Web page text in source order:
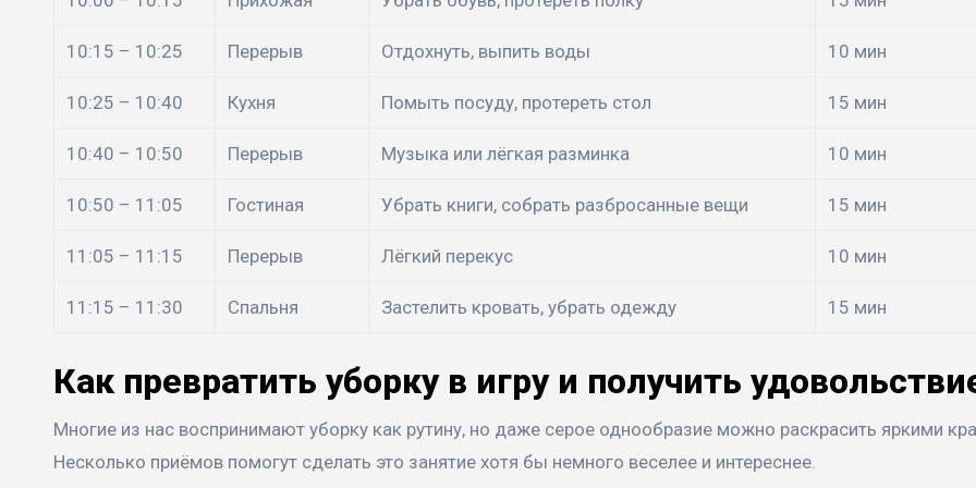
10:15 – 10:25 Перерыв Отдохнуть, выпить воды 10 мин
10:25 – 10:40 Кухня Помыть посуду, протереть стол 15 мин
10:40 – 10:50 Перерыв Музыка или лёгкая разминка 10 мин
10:50 – 11:05 Гостиная Убрать книги, собрать разбросанные вещи 15 мин
11:05 – 11:15 Перерыв Лёгкий перекус 10 мин
11:15 – 11:30 Спальня Застелить кровать, убрать одежду 15 мин
Как превратить уборку в игру и получить
Многие из нас воспринимают уборку как рутину, но даже серое однообразие можно раскрасить яркими
Несколько приёмов помогут сделать это занятие хотя бы немного веселее и интереснее.